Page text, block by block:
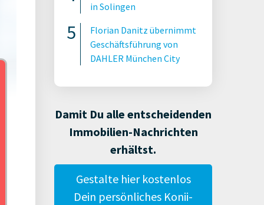
in Solingen
Florian Danitz übernimmt
Geschäftsführung von
DAHLER München City
Damit Du alle entscheidenden
Immobilien-Nachrichten
erhältst.
Gestalte hier kostenlos
Dein persönliches Konii-